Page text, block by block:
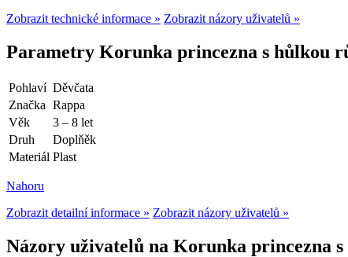
Zobrazit technické informace » Zobrazit názory uživatelů »
Parametry Korunka princezna s hůlkou
Pohlaví Děvčata
Značka Rappa
Věk
3 – 8 let
Druh
Doplňěk
Materiál Plast
Nahoru
Zobrazit detailní informace » Zobrazit názory uživatelů »
Názory uživatelů na Korunka princezna